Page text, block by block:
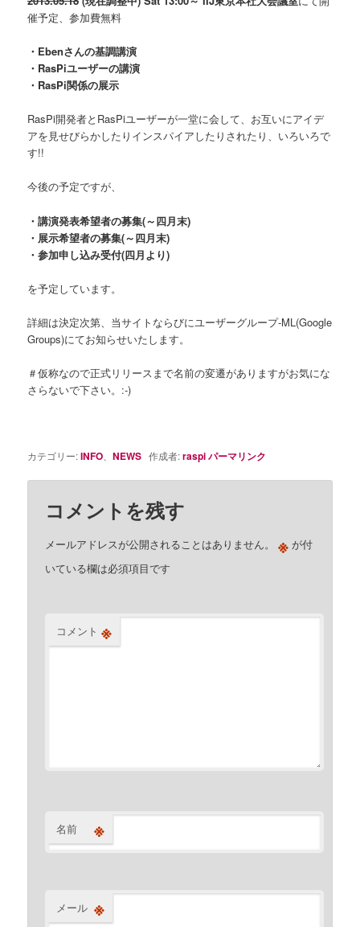
催予定、参加費無料
・Ebenさんの基調講演
・RasPiユーザーの講演
・RasPi関係の展示
RasPi開発者とRasPiユーザーが一堂に会して、お互いにアイデ
アを見せびらかしたりインスパイアしたりされたり、いろいろで
す!!
今後の予定ですが、
・講演発表希望者の募集(～四月末)
・展示希望者の募集(～四月末)
・参加申し込み受付(四月より)
を予定しています。
詳細は決定次第、当サイトならびにユーザーグループ-ML(Google
Groups)にてお知らせいたします。
＃仮称なので正式リリースまで名前の変遷がありますがお気にな
さらないで下さい。:-)
カテゴリー:INFO 、NEWS 作成者:raspiパーマリンク
コメントを残す
メールアドレスが公開されることはありません。 ※ が付
いている欄は必須項目です
コメント ※
名前 ※
メール ※